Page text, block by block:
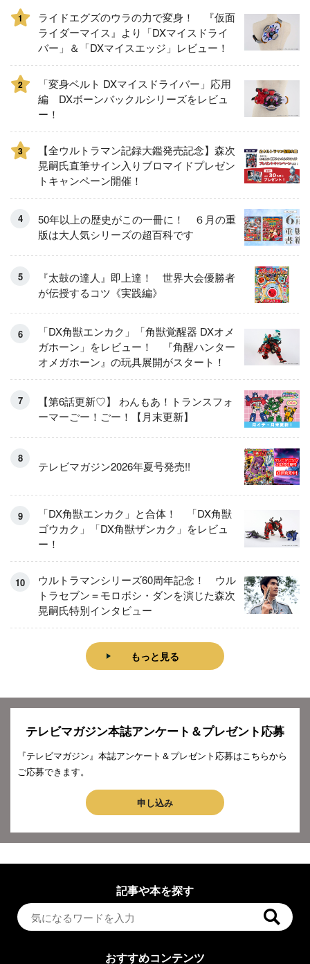
1
ライドエグズのウラの力で変身！ 『仮面
ライダーマイス』より「DXマイスドライ
バー」＆「DXマイスエッジ」レビュー！
2
「変身ベルト DXマイスドライバー」応用
編 DXボーンバックルシリーズをレビュ
ー！
3
【全ウルトラマン記録大鑑発売記念】森次
晃嗣氏直筆サイン入りブロマイドプレゼン
トキャンペーン開催！
50年以上の歴史がこの一冊に！ ６月の重
版は大人気シリーズの超百科です
『太鼓の達人』即上達！ 世界大会優勝者
が伝授するコツ《実践編》
「DX角獣エンカク」「角獣覚醒器 DXオメ
ガホーン」をレビュー！ 『角醒ハンター
オメガホーン』の玩具展開がスタート！
【第6話更新♡】 わんもあ！トランスフォ
ーマーごー！ごー！【月末更新】
テレビマガジン2026年夏号発売!!
「DX角獣エンカク」と合体！ 「DX角獣
ゴウカク」「DX角獣ザンカク」をレビュ
ー！
ウルトラマンシリーズ60周年記念！ ウル
トラセブン＝モロボシ・ダンを演じた森次
晃嗣氏特別インタビュー
もっと見る
テレビマガジン本誌アンケート＆プレゼント応募
『テレビマガジン』本誌アンケート＆プレゼント応募はこちらから
ご応募できます。
申し込み
記事や本を探す
おすすめコンテンツ